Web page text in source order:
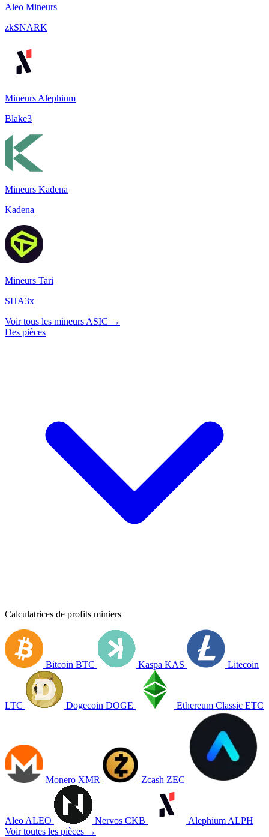
Aleo Mineurs
zkSNARK
Mineurs Alephium
Blake3
Mineurs Kadena
Kadena
Mineurs Tari
SHA3x
Voir tous les mineurs ASIC →
Des pièces
Calculatrices de profits miniers
Bitcoin BTC Kaspa KAS Litecoin
LTC Dogecoin DOGE Ethereum Classic ETC
Monero XMR Zcash ZEC
Aleo ALEO Nervos CKB Alephium ALPH
Voir toutes les pièces →